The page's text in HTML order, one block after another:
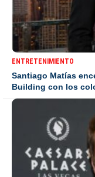
ENTRETENIMIENTO
Santiago Matías
Building con los